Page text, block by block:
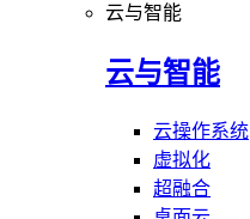
云与智能
云与智能
云操作系统
虚拟化
超融合